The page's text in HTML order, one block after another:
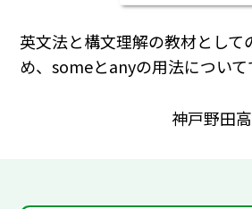
英文法と構文理解の教材として
め、someとanyの用法について
神戸野田